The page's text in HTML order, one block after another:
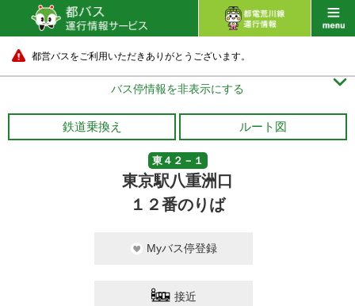
都営バスをご利用いただきありがとうございます。
バス停情報を非表示にする 
鉄道乗換え ルート図
東４２－１
東京駅八重洲口
１２番のりば
Myバス停登録
接近